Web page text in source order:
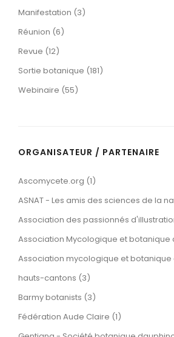
Manifestation (3)
Réunion (6)
Revue (12)
Sortie botanique (181)
Webinaire (55)
ORGANISATEUR / PARTENAIRE
Ascomycete.org (1)
ASNAT - Les amis des sciences de la
Association des passionnés
Association Mycologique et botanique
Association mycologique et botanique
hauts-cantons (3)
Barmy botanists (3)
Fédération Aude Claire (1)